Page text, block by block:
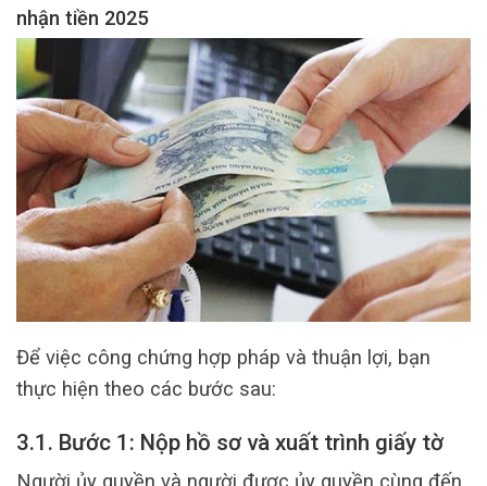
nhận tiền 2025
Để việc công chứng hợp pháp và thuận lợi, bạn
thực hiện theo các bước sau:
3.1. Bước 1: Nộp hồ sơ và xuất trình giấy tờ
Người ủy quyền và người được ủy quyền cùng đến